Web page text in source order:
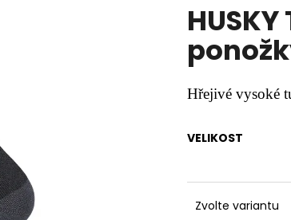
produktu
je
5
hvězdiček.
Hřejivé vysoké
VELIKOST
Zvolte variantu
HLEDAT